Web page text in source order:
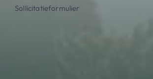
Sollicitatieformulier